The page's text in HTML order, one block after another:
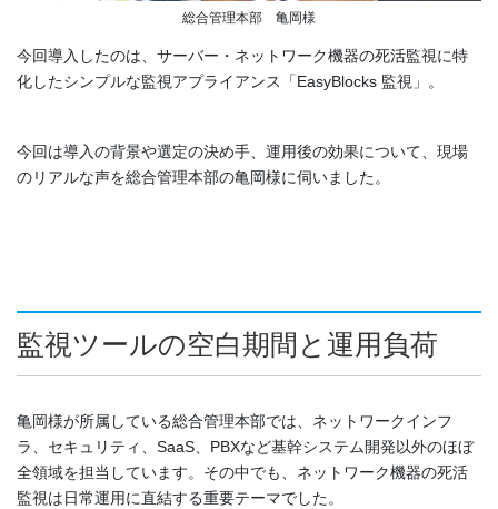
総合管理本部 亀岡様
今回導入したのは、サーバー・ネットワーク機器の死活監視に特
化したシンプルな監視アプライアンス「EasyBlocks 監視」。
今回は導入の背景や選定の決め手、運用後の効果について、現場
のリアルな声を総合管理本部の亀岡様に伺いました。
監視ツールの空白期間と運用負荷
亀岡様が所属している総合管理本部では、ネットワークインフ
ラ、セキュリティ、SaaS、PBXなど基幹システム開発以外のほぼ
全領域を担当しています。その中でも、ネットワーク機器の死活
監視は日常運用に直結する重要テーマでした。